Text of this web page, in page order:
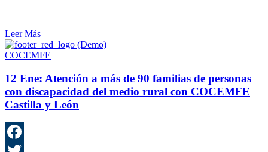
Leer Más
COCEMFE
12 Ene: Atención a más de 90 familias de personas
con discapacidad del medio rural con COCEMFE
Castilla y León